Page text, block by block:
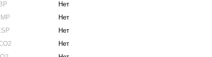
Нет
Нет
Нет
Нет